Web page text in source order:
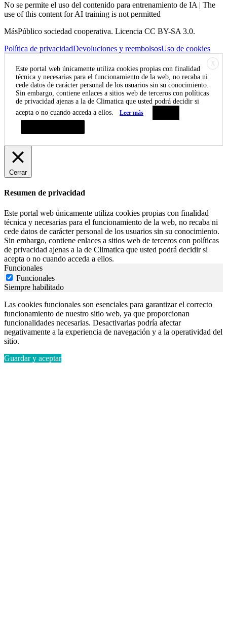
No se permite el uso del contenido para entrenamiento de IA | The
use of this content for AI training is not permitted
MásPúblico sociedad cooperativa. Licencia CC BY-SA 3.0.
Política de privacidadDevoluciones y reembolsosUso de cookies
X
Este portal web únicamente utiliza cookies propias con finalidad
técnica y necesarias para el funcionamiento de la web, no recaba ni
cede datos de carácter personal de los usuarios sin su conocimiento.
Sin embargo, contiene enlaces a sitios web de terceros con políticas
de privacidad ajenas a la de Climatica que usted podrá decidir si
acepta o no cuando acceda a ellos.
Leer más
Cerrar
Resumen de privacidad
Este portal web únicamente utiliza cookies propias con finalidad
técnica y necesarias para el funcionamiento de la web, no recaba ni
cede datos de carácter personal de los usuarios sin su conocimiento.
Sin embargo, contiene enlaces a sitios web de terceros con políticas
de privacidad ajenas a la de Climatica que usted podrá decidir si
acepta o no cuando acceda a ellos.
Funcionales
Funcionales
Siempre habilitado
Las cookies funcionales son esenciales para garantizar el correcto
funcionamiento de nuestro sitio web, ya que proporcionan
funcionalidades necesarias. Desactivarlas podría afectar
negativamente a la experiencia de navegación y a la operatividad del
sitio.
Guardar y aceptar